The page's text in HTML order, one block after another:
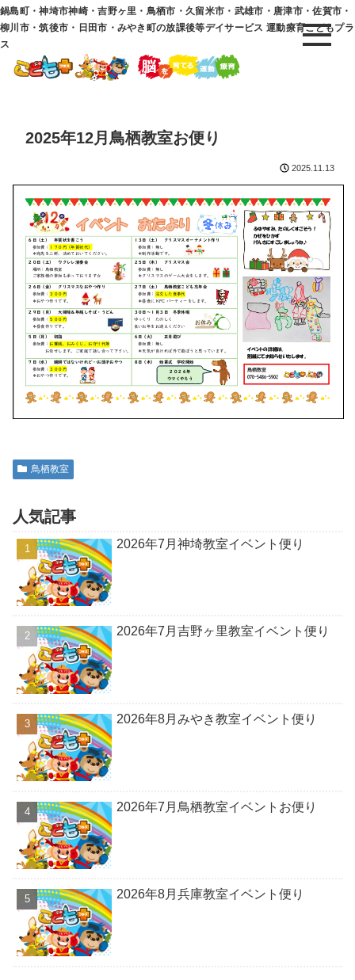
鍋島町・神埼市神崎・吉野ヶ里・鳥栖市・久留米市・武雄市・唐津市・佐賀市・
柳川市・筑後市・日田市・みやき町の放課後等デイサービス 運動療育こどもプラ
ス
2025年12月鳥栖教室お便り
2025.11.13
鳥栖教室
人気記事
2026年7月神埼教室イベント便り
2026年7月吉野ヶ里教室イベント便り
2026年8月みやき教室イベント便り
2026年7月鳥栖教室イベントお便り
2026年8月兵庫教室イベント便り